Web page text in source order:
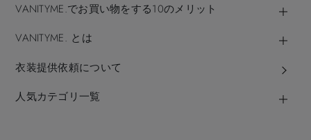
VANITYME.でお買い物をする10のメリット
VANITYME. とは
衣装提供依頼について
人気カテゴリ一覧